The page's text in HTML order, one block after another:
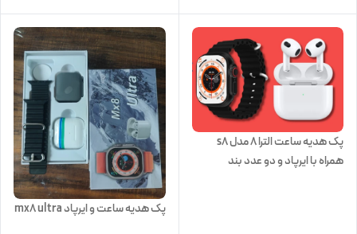
پک هدیه ساعت الترا ۸ مدل s8
همراه با ایرپاد و دو عدد بند
پک هدیه ساعت و ایرپاد mx8 ultra